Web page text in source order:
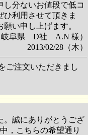
し分ないお値段で低コ
利用させて頂きま
い申し上げます。
岐阜県 D社 A.N 様）
2013/02/28（木）
ご注文いただきまし
。誠にありがとうござ
，こちらの希望通り